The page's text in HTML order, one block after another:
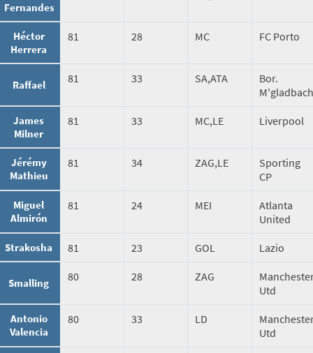
Fernandes
Héctor
Herrera
81 28 MC FC Porto
Raffael 81 33 SA,ATA
Bor.
M'gladbach
James
Milner
81 33 MC,LE Liverpool
Jérémy
Mathieu
81 34 ZAG,LE
Sporting
CP
Miguel
Almirón
81 24 MEI
Atlanta
United
Strakosha 81 23 GOL Lazio
Smalling 80 28 ZAG
Utd
Antonio
Valencia
80 33 LD
Utd